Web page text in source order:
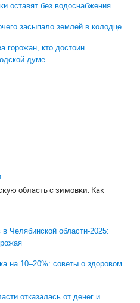
оставят без водоснабжения
засыпало землей в колодце
горожан, кто достоин
думе
область с зимовки. Как
Челябинской области-2025:
на 10–20%: советы о здоровом
отказалась от денег и